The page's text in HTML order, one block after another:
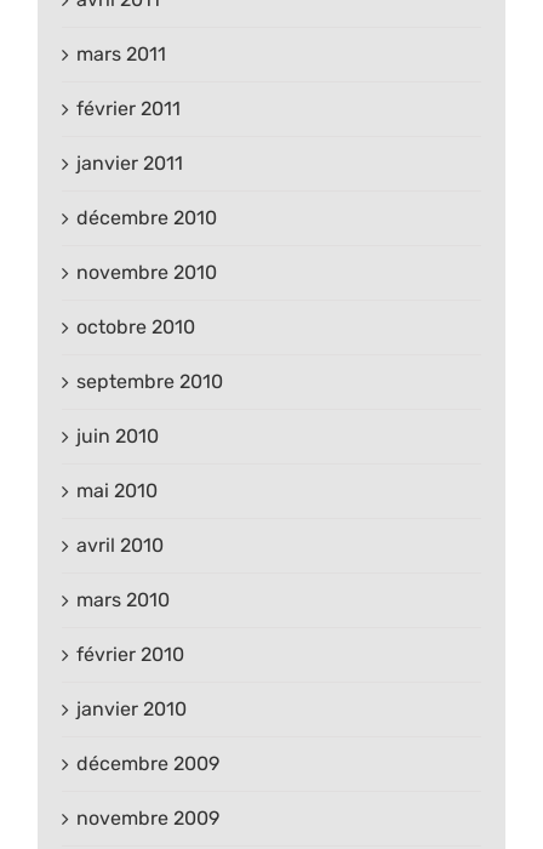
mars 2011
février 2011
janvier 2011
décembre 2010
novembre 2010
octobre 2010
septembre 2010
juin 2010
mai 2010
avril 2010
mars 2010
février 2010
janvier 2010
décembre 2009
novembre 2009